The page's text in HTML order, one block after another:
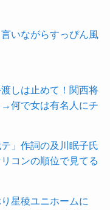
いながらすっぴん風
しは止めて！関西将
何で女は有名人にチ
」作詞の及川眠子氏
コンの順位で見てる
星稜ユニホームに